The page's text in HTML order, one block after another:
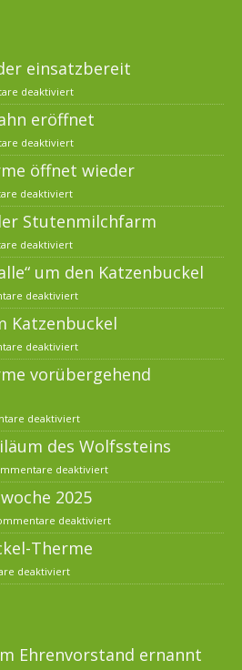
einsatzbereit
deaktiviert
eröffnet
deaktiviert
öffnet wieder
deaktiviert
Stutenmilchfarm
deaktiviert
um den Katzenbuckel
deaktiviert
Katzenbuckel
deaktiviert
vorübergehend
deaktiviert
des Wolfssteins
deaktiviert
2025
deaktiviert
Therme
deaktiviert
Ehrenvorstand ernannt